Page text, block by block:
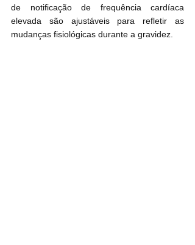
de notificação de frequência cardíaca
elevada são ajustáveis para refletir as
mudanças fisiológicas durante a gravidez.